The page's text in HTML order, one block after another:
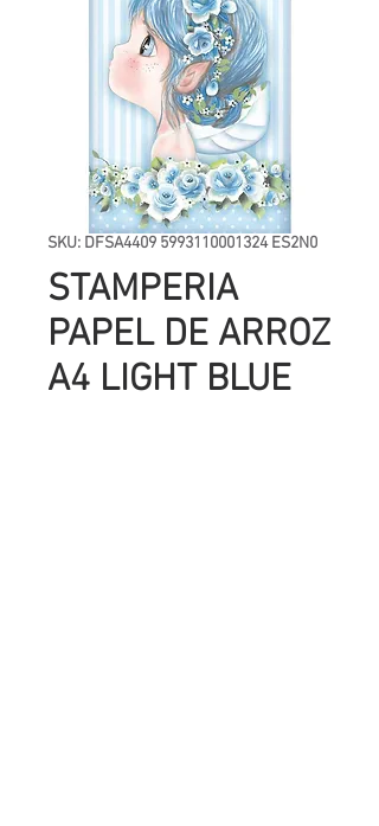
SKU: DFSA4409 5993110001324 ES2N0
STAMPERIA
PAPEL DE ARROZ
A4 LIGHT BLUE